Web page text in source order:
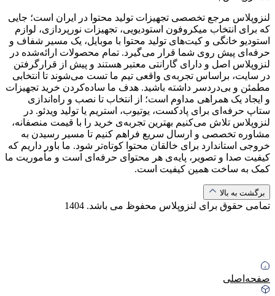
لنزوپلاس مرجع تخصصی تجهیزات تولید محتوا در ایران است؛ جایی
که برای انتخاب میکروفون استودیویی، تجهیزات نورپردازی، لوازم
استودیو خانگی و کیت‌های تولید محتوا با موبایل، یک مسیر شفاف و
حرفه‌ای پیش روی شما قرار می‌گیرد. تمام محصولات ارائه‌شده در
لنزوپلاس اصل و دارای گارانتی معتبر هستند و پیش از قرارگرفتن
در سایت، براساس تجربه‌ی واقعی تیم ما تست می‌شوند تا انتخابی
مطمئن و بی‌دردسر داشته باشید. هدف ما ساده‌کردن خرید تجهیزات
و ایجاد یک همراهی مداوم است؛ از انتخاب تا نصب و راه‌اندازی
ستاپ حرفه‌ای برای پادکست، یوتیوب، استریم یا تولید ویدئو. در
لنزوپلاس تلاش می‌کنیم بهترین تجربه‌ی خرید را با قیمت منصفانه،
مشاوره تخصصی و ارسال سریع فراهم کنیم تا مسیر رسیدن به
خروجی استاندارد برای خالقان محتوا کوتاه‌تر شود. ما باور داریم که
کیفیت صدا و تصویر، پایه‌ی هر محتوای حرفه‌ای است و مأموریت ما
کمک به ساخت همین کیفیت است.
برگشت به بالا
تمامی حقوق برای لنزوپلاس محفوظ می باشد. 1404
صفحه‌اصلی